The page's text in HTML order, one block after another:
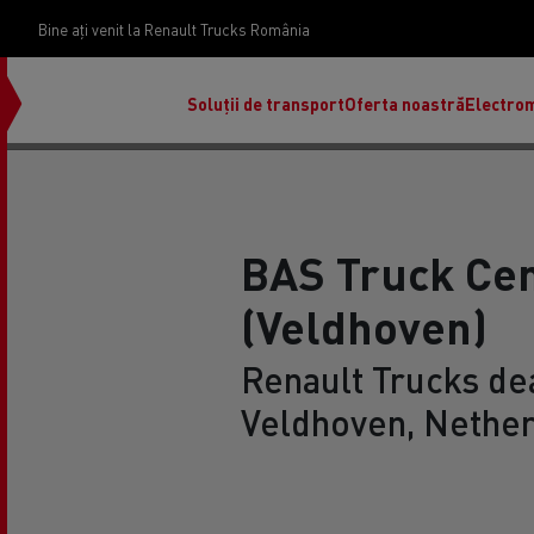
Bine ați venit la Renault Trucks România
Soluții de transportOferta noastră
BAS Truck
(Veldhoven)
Renault Trucks
Veldhoven,